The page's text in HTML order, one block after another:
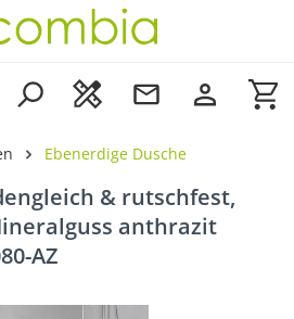
Ebenerdige Dusche
& rutschfest,
anthrazit
AZ